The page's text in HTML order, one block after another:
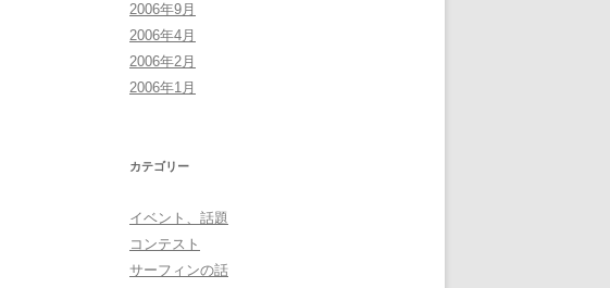
2006年9月
2006年4月
2006年2月
2006年1月
カテゴリー
イベント、話題
コンテスト
サーフィンの話